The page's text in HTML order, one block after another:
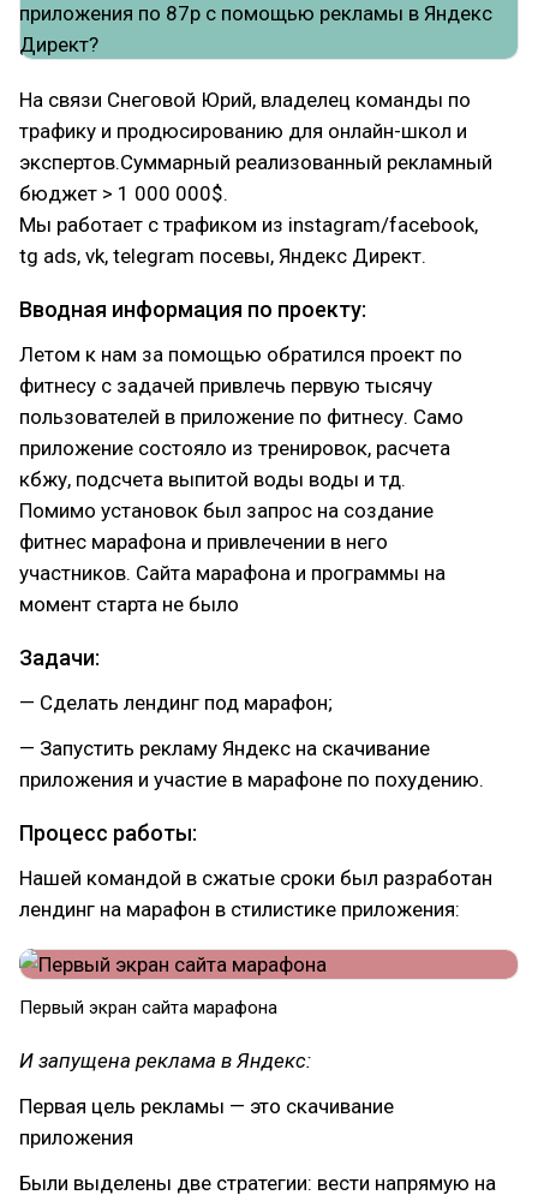
На связи Снеговой Юрий, владелец команды по
трафику и продюсированию для онлайн-школ и
экспертов.Суммарный реализованный рекламный
бюджет > 1 000 000$.
Мы работает с трафиком из instagram/facebook,
tg ads, vk, telegram посевы, Яндекс Директ.
Вводная информация по проекту:
Летом к нам за помощью обратился проект по
фитнесу с задачей привлечь первую тысячу
пользователей в приложение по фитнесу. Само
приложение состояло из тренировок, расчета
кбжу, подсчета выпитой воды воды и тд.
Помимо установок был запрос на создание
фитнес марафона и привлечении в него
участников. Сайта марафона и программы на
момент старта не было
Задачи:
— Сделать лендинг под марафон;
— Запустить рекламу Яндекс на скачивание
приложения и участие в марафоне по похудению.
Процесс работы:
Нашей командой в сжатые сроки был разработан
лендинг на марафон в стилистике приложения:
Первый экран сайта марафона
И запущена реклама в Яндекс:
Первая цель рекламы — это скачивание
приложения
Были выделены две стратегии: вести напрямую на